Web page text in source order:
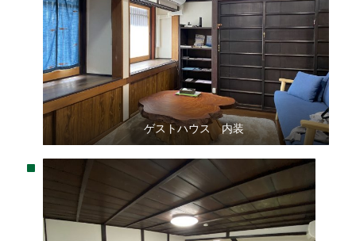
ゲストハウス 内装